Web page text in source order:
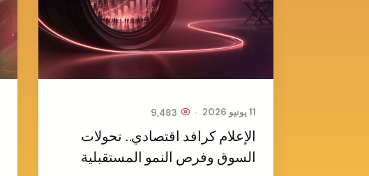
11 يونيو 2026 •
الإعلام كرافد اقتصادي.. تحولات
السوق وفرص النمو المستقبلية